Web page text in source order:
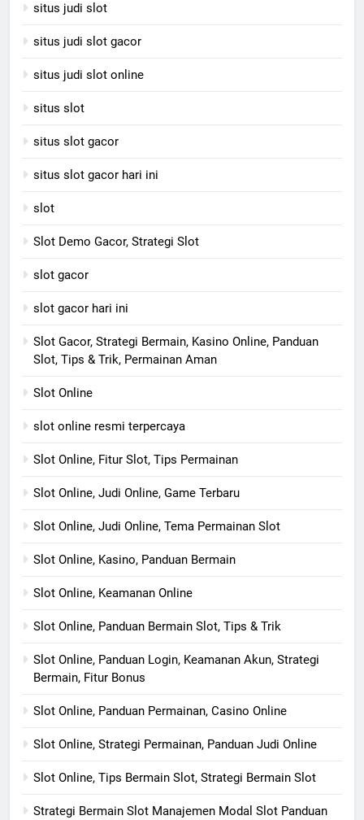
situs judi slot
situs judi slot gacor
situs judi slot online
situs slot
situs slot gacor
situs slot gacor hari ini
slot
Slot Demo Gacor, Strategi Slot
slot gacor
slot gacor hari ini
Slot Gacor, Strategi Bermain, Kasino Online, Panduan
Slot, Tips & Trik, Permainan Aman
Slot Online
slot online resmi terpercaya
Slot Online, Fitur Slot, Tips Permainan
Slot Online, Judi Online, Game Terbaru
Slot Online, Judi Online, Tema Permainan Slot
Slot Online, Kasino, Panduan Bermain
Slot Online, Keamanan Online
Slot Online, Panduan Bermain Slot, Tips & Trik
Slot Online, Panduan Login, Keamanan Akun, Strategi
Bermain, Fitur Bonus
Slot Online, Panduan Permainan, Casino Online
Slot Online, Strategi Permainan, Panduan Judi Online
Slot Online, Tips Bermain Slot, Strategi Bermain Slot
Strategi Bermain Slot Manajemen Modal Slot Panduan